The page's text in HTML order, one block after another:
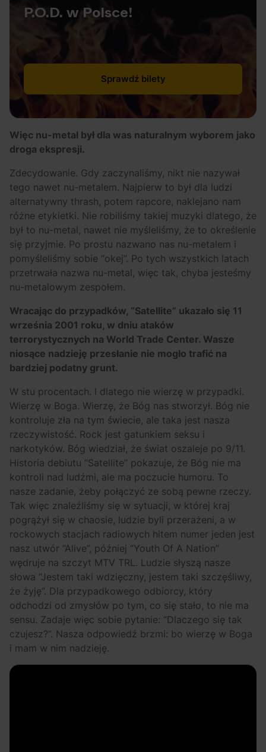
P.O.D. w Polsce!
Sprawdź bilety
Więc nu-metal był dla was naturalnym wyborem jako
droga ekspresji.
Zdecydowanie. Gdy zaczynaliśmy, nikt nie nazywał
tego nawet nu-metalem. Najpierw to był dla ludzi
alternatywny thrash, potem rapcore, naklejano nam
różne etykietki. Nie robiliśmy takiej muzyki dlatego, że
był to nu-metal, nawet nie myśleliśmy, że to określenie
się przyjmie. Po prostu nazwano nas nu-metalem i
pomyśleliśmy sobie “okej”. Po tych wszystkich latach
przetrwała nazwa nu-metal, więc tak, chyba jesteśmy
nu-metalowym zespołem.
Wracając do przypadków, “Satellite” ukazało się 11
września 2001 roku, w dniu ataków
terrorystycznych na World Trade Center. Wasze
niosące nadzieję przesłanie nie mogło trafić na
bardziej podatny grunt.
W stu procentach. I dlatego nie wierzę w przypadki.
Wierzę w Boga. Wierzę, że Bóg nas stworzył. Bóg nie
kontroluje zła na tym świecie, ale taka jest nasza
rzeczywistość. Rock jest gatunkiem seksu i
narkotyków. Bóg wiedział, że świat oszaleje po 9/11.
Historia debiutu “Satellite” pokazuje, że Bóg nie ma
kontroli nad ludźmi, ale ma poczucie humoru. To
nasze zadanie, żeby połączyć ze sobą pewne rzeczy.
Tak więc znaleźliśmy się w sytuacji, w której kraj
pogrążył się w chaosie, ludzie byli przerażeni, a w
rockowych stacjach radiowych hitem numer jeden jest
nasz utwór “Alive”, później “Youth Of A Nation”
wędruje na szczyt MTV TRL. Ludzie słyszą nasze
słowa “Jestem taki wdzięczny, jestem taki szczęśliwy,
że żyję”. Dla przypadkowego odbiorcy, który
odchodzi od zmysłów po tym, co się stało, to nie ma
sensu. Zadaje więc sobie pytanie: “Dlaczego się tak
czujesz?”. Nasza odpowiedź brzmi: bo wierzę w Boga
i mam w nim nadzieję.